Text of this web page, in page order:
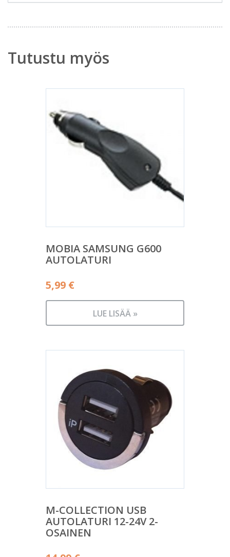
Tutustu myös
MOBIA SAMSUNG G600
AUTOLATURI
5,99 €
LUE LISÄÄ »
M-COLLECTION USB
AUTOLATURI 12-24V 2-
OSAINEN